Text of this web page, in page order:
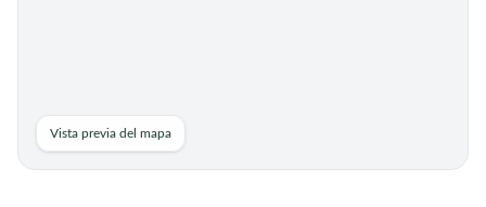
Vista previa del mapa